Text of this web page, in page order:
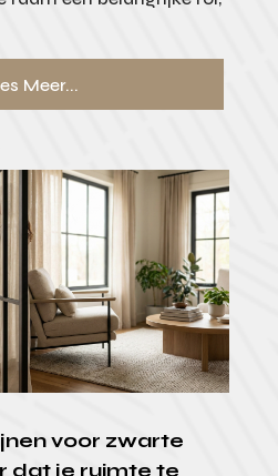
Meer...
voor zwarte
dat je ruimte te